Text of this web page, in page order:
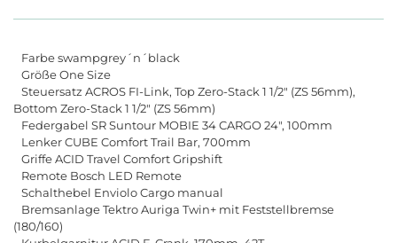
Farbe swampgrey´n´black
Größe One Size
Steuersatz ACROS FI-Link, Top Zero-Stack 1 1/2" (ZS 56mm),
Bottom Zero-Stack 1 1/2" (ZS 56mm)
Federgabel SR Suntour MOBIE 34 CARGO 24", 100mm
Lenker CUBE Comfort Trail Bar, 700mm
Griffe ACID Travel Comfort Gripshift
Remote Bosch LED Remote
Schalthebel Enviolo Cargo manual
Bremsanlage Tektro Auriga Twin+ mit Feststellbremse
(180/160)